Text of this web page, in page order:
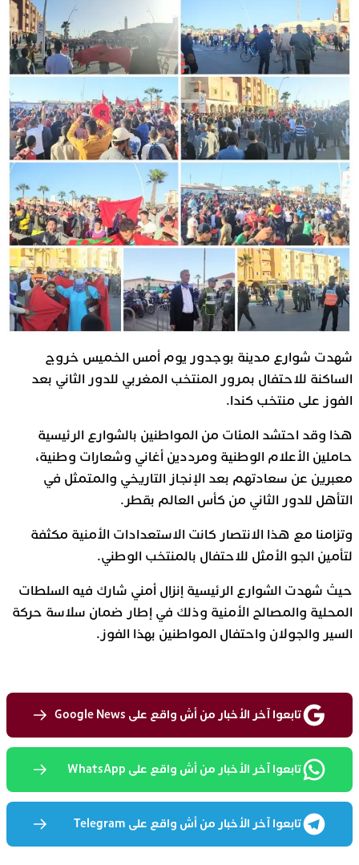
شهدت شوارع مدينة بوجدور يوم أمس الخميس خروج
الساكنة للاحتفال بمرور المنتخب المغربي للدور الثاني بعد
الفوز على منتخب كندا.
هذا وقد احتشد المئات من المواطنين بالشوارع الرئيسية
حاملين الأعلام الوطنية ومرددين أغاني وشعارات وطنية،
معبرين عن سعادتهم بعد الإنجاز التاريخي والمتمثل في
التأهل للدور الثاني من كأس العالم بقطر.
وتزامنا مع هذا الانتصار كانت الاستعدادات الأمنية مكثفة
لتأمين الجو الأمثل للاحتفال بالمنتخب الوطني.
حيث شهدت الشوارع الرئيسية إنزال أمني شارك فيه السلطات
المحلية والمصالح الأمنية وذلك في إطار ضمان سلاسة حركة
السير والجولان واحتفال المواطنين بهذا الفوز.
تابعوا آخر الأخبار من أش واقع على Google News
تابعوا آخر الأخبار من أش واقع على WhatsApp
تابعوا آخر الأخبار من أش واقع على Telegram